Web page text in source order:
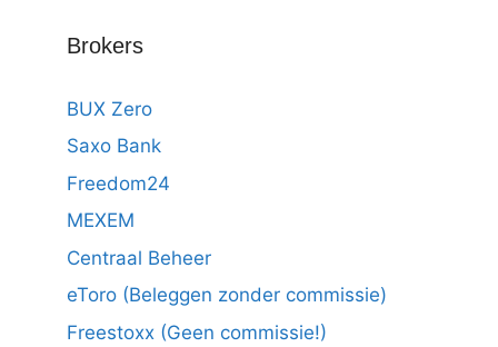
Brokers
BUX Zero
Saxo Bank
Freedom24
MEXEM
Centraal Beheer
eToro (Beleggen zonder commissie)
Freestoxx (Geen commissie!)